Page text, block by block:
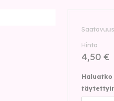
Saatavuus
Hinta
4,50 €